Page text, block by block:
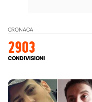
CRONACA
2903
CONDIVISIONI